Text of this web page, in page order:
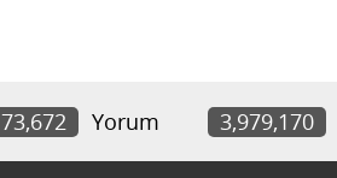
73,672 Yorum 3,979,170